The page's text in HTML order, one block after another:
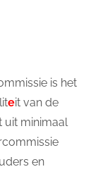
is het
eit van de
uit minimaal
en